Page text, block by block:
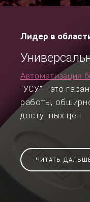
Лидер в
Автоматизация
"УСУ" - это
работы,
доступных цен.
ЧИТАТЬ